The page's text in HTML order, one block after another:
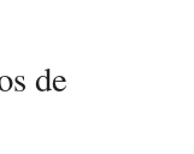
de